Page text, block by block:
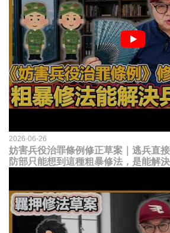
2026-06-26
妨害兵役治罪條例修正草案｜逃兵直
防部只能想到這種粗暴修法，是能解